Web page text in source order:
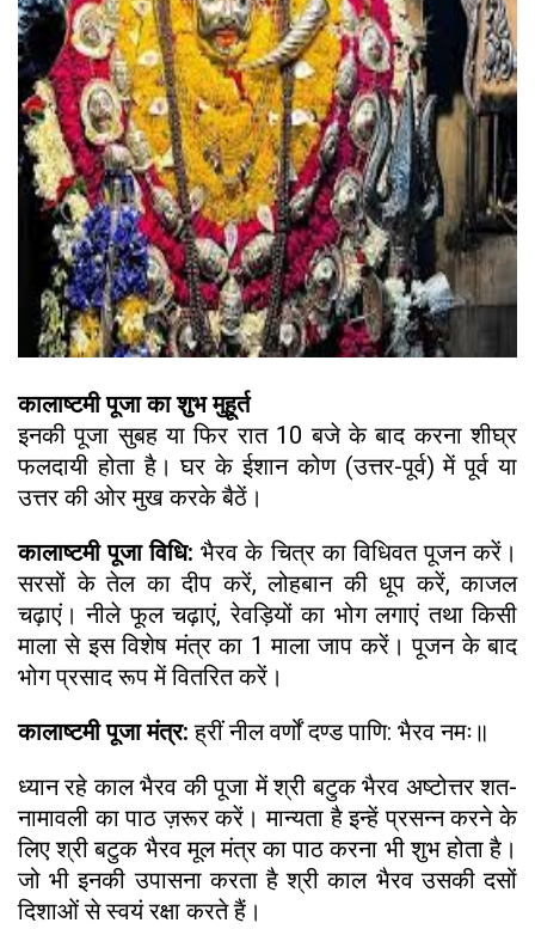
कालाष्टमी पूजा का शुभ मुहूर्त
इनकी पूजा सुबह या फिर रात 10 बजे के बाद करना शीघ्र
फलदायी होता है। घर के ईशान कोण (उत्तर-पूर्व) में पूर्व या
उत्तर की ओर मुख करके बैठें।
कालाष्टमी पूजा विधि:भैरव के चित्र का विधिवत पूजन करें।
सरसों के तेल का दीप करें, लोहबान की धूप करें, काजल
चढ़ाएं। नीले फूल चढ़ाएं, रेवड़ियों का भोग लगाएं तथा किसी
माला से इस विशेष मंत्र का 1 माला जाप करें। पूजन के बाद
भोग प्रसाद रूप में वितरित करें।
कालाष्टमी पूजा मंत्र:ह्रीं नील वर्णों दण्ड पाणि: भैरव नमः॥
ध्यान रहे काल भैरव की पूजा में श्री बटुक भैरव अष्टोत्तर शत-
नामावली का पाठ ज़रूर करें। मान्यता है इन्हें प्रसन्न करने के
लिए श्री बटुक भैरव मूल मंत्र का पाठ करना भी शुभ होता है।
जो भी इनकी उपासना करता है श्री काल भैरव उसकी दसों
दिशाओं से स्वयं रक्षा करते हैं।